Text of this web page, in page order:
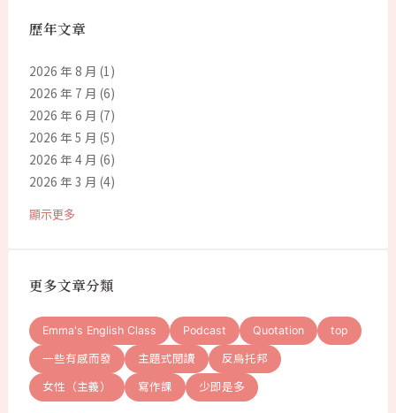
歷年文章
2026 年 8 月 (1)
2026 年 7 月 (6)
2026 年 6 月 (7)
2026 年 5 月 (5)
2026 年 4 月 (6)
2026 年 3 月 (4)
顯示更多
更多文章分類
Emma's English Class Podcast Quotation top
一些有感而發 主題式閱讀 反烏托邦
女性（主義） 寫作課 少即是多